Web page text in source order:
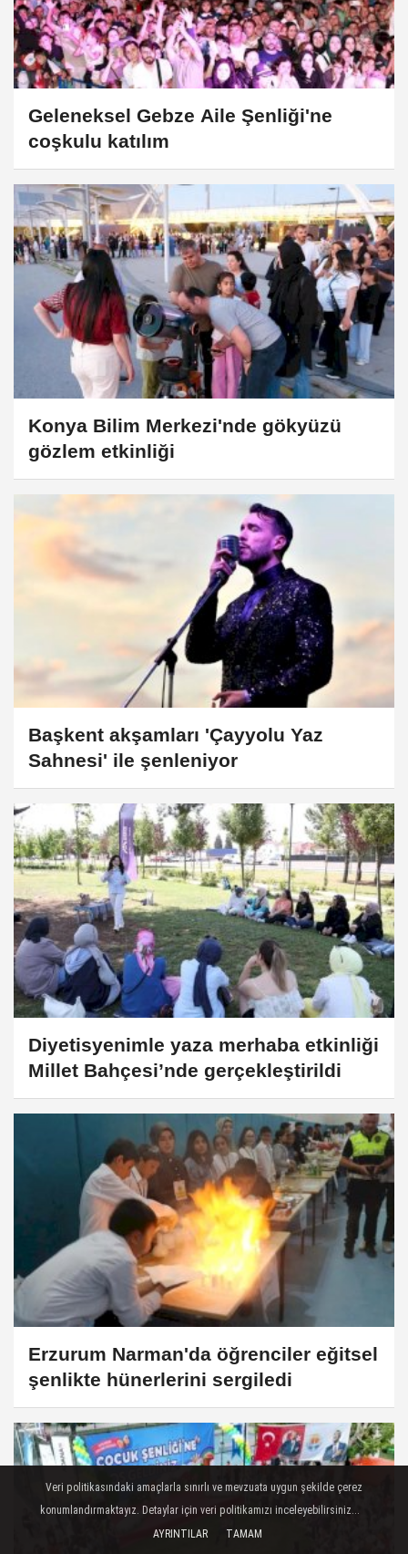
Geleneksel Gebze Aile Şenliği'ne
coşkulu katılım
Konya Bilim Merkezi'nde gökyüzü
gözlem etkinliği
Başkent akşamları 'Çayyolu Yaz
Sahnesi' ile şenleniyor
Diyetisyenimle yaza merhaba etkinliği
Millet Bahçesi’nde gerçekleştirildi
Erzurum Narman'da öğrenciler eğitsel
şenlikte hünerlerini sergiledi
Veri politikasındaki amaçlarla sınırlı ve mevzuata uygun şekilde çerez
konumlandırmaktayız. Detaylar için veri politikamızı inceleyebilirsiniz...
AYRINTILAR
TAMAM